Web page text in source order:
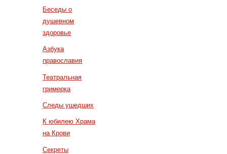
Беседы о
душевном
здоровье
Азбука
православия
Театральная
гримерка
Следы ушедших
К юбилею Храма
на Крови
Секреты